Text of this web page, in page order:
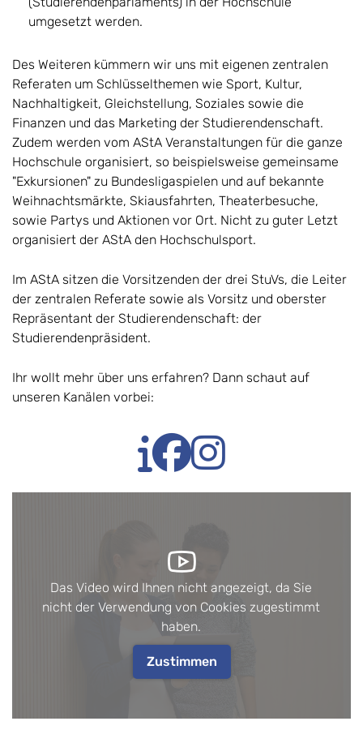
umgesetzt werden.
Des Weiteren kümmern wir uns mit eigenen zentralen
Referaten um Schlüsselthemen wie Sport, Kultur,
Nachhaltigkeit, Gleichstellung, Soziales sowie die
Finanzen und das Marketing der Studierendenschaft.
Zudem werden vom AStA Veranstaltungen für die ganze
Hochschule organisiert, so beispielsweise gemeinsame
"Exkursionen" zu Bundesligaspielen und auf bekannte
Weihnachtsmärkte, Skiausfahrten, Theaterbesuche,
sowie Partys und Aktionen vor Ort. Nicht zu guter Letzt
organisiert der AStA den Hochschulsport.
Im AStA sitzen die Vorsitzenden der drei StuVs, die Leiter
der zentralen Referate sowie als Vorsitz und oberster
Repräsentant der Studierendenschaft: der
Studierendenpräsident.
Ihr wollt mehr über uns erfahren? Dann schaut auf
unseren Kanälen vorbei:
Das Video wird Ihnen nicht angezeigt, da Sie
nicht der Verwendung von Cookies zugestimmt
haben.
Zustimmen